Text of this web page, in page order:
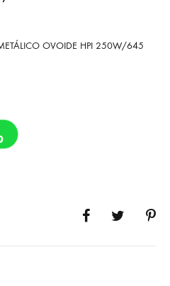
OVOIDE HPI 250W/645